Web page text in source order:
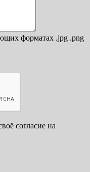
форматах .jpg .png
согласие на